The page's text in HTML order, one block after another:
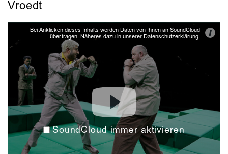
Vroedt
Bei Anklicken dieses Inhalts werden Daten von Ihnen an SoundCloud
übertragen. Näheres dazu in unserer Datenschutzerklärung. i
SoundCloud immer aktivieren